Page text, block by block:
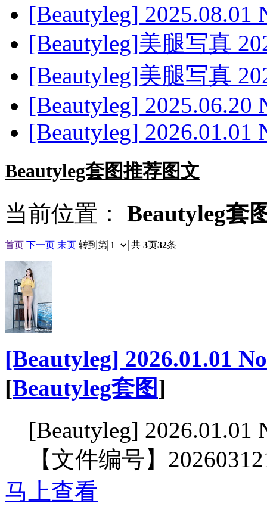
[Beautyleg] 2025.08.01
[Beautyleg]美腿写真
[Beautyleg]美腿写真
[Beautyleg] 2025.06.20
[Beautyleg] 2026.01.01
Beautyleg套图推荐图文
当前位置： Beautyleg套
首页 下一页 末页 转到第 共 3页32条
[Beautyleg] 2026.01.01
[Beautyleg套图]
[Beautyleg] 2026.01.01
【文件编号】
马上查看